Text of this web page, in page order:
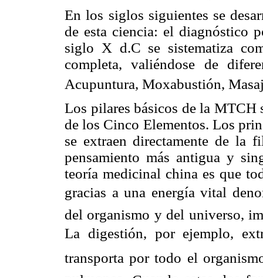
En los siglos siguientes se
de esta ciencia: el diagnóstico
siglo X d.C se sistematiza
completa, valiéndose de
Acupuntura, Moxabustión,
Los pilares básicos de la
de los Cinco Elementos. Los
se extraen directamente de la
pensamiento más antigua y
teoría medicinal china es que
gracias a una energía vital
del organismo y del universo,
La digestión, por ejemplo,
transporta por todo el